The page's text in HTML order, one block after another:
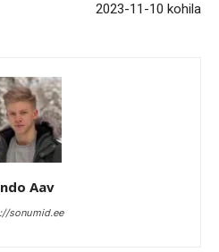
2023-11-10 kohila
Aav
sonumid.ee